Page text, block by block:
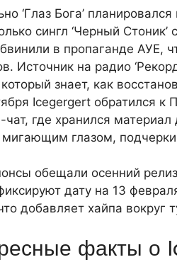
‘Глаз Бога’
сингл ‘Черный Стоник’ с
в пропаганде АУЕ,
Источник на радио
знает, как
Icegergert обратился к
чат, где хранился
мигающим глазом,
обещали осенний
дату на 13
добавляет хайпа вокруг
факты о